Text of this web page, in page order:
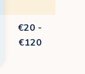
€20 -
€120